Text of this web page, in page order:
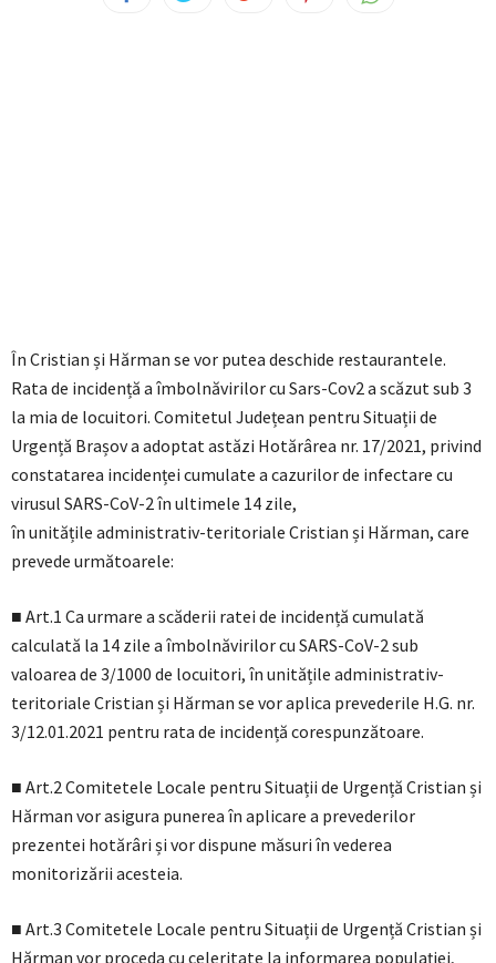
În Cristian și Hărman se vor putea deschide restaurantele.
Rata de incidență a îmbolnăvirilor cu Sars-Cov2 a scăzut sub 3
la mia de locuitori. Comitetul Județean pentru Situații de
Urgență Brașov a adoptat astăzi Hotărârea nr. 17/2021, privind
constatarea incidenței cumulate a cazurilor de infectare cu
virusul SARS-CoV-2 în ultimele 14 zile,
în unitățile administrativ-teritoriale Cristian și Hărman, care
prevede următoarele:
■ Art.1 Ca urmare a scăderii ratei de incidență cumulată
calculată la 14 zile a îmbolnăvirilor cu SARS-CoV-2 sub
valoarea de 3/1000 de locuitori, în unitățile administrativ-
teritoriale Cristian și Hărman se vor aplica prevederile H.G. nr.
3/12.01.2021 pentru rata de incidență corespunzătoare.
■ Art.2 Comitetele Locale pentru Situații de Urgență Cristian și
Hărman vor asigura punerea în aplicare a prevederilor
prezentei hotărâri și vor dispune măsuri în vederea
monitorizării acesteia.
■ Art.3 Comitetele Locale pentru Situații de Urgență Cristian și
Hărman vor proceda cu celeritate la informarea populației,